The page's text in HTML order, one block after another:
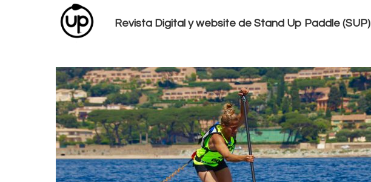
Revista Digital y website de Stand Up Paddle (SUP)